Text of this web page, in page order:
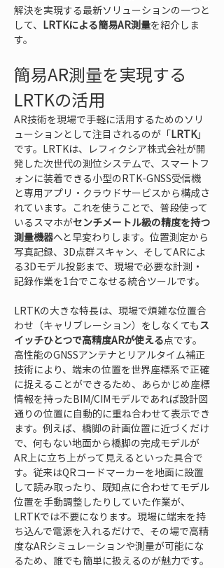
解決を実現する最新ソリューションの一つと
して、 LRTKによる簡易AR測量を紹介しま
す。
簡易AR測量を実現する
LRTKの活用
AR技術を現場で手軽に活用するためのソリ
ューションとして注目されるのが「LRTK」
です。LRTKは、レフィクシア株式会社が開
発した次世代の測位システムで、スマートフ
ォンに装着できる小型のRTK-GNSS受信機
と専用アプリ・クラウドサービスから構成さ
れています。これを使うことで、普段使って
いるスマホがセンチメートル級の精度を持つ
測量機器へと早変わりします。位置測定から
写真記録、3D点群スキャン、そしてARによ
る3Dモデル投影まで、現場で必要な計測・
記録作業を1台でこなせる統合ツールです。
LRTKの大きな特長は、現場で煩雑な位置合
わせ（キャリブレーション）をしなくてもス
イッチひとつで高精度ARが使える点です。
高性能のGNSSアンテナとリアルタイム補正
技術により、端末の位置を世界座標系で正確
に捉えることができるため、あらかじめ座標
情報を持ったBIM/CIMモデルであれば設計図
通りの位置に自動的に重ね合わせて表示でき
ます。例えば、橋脚の計画位置に近づくだけ
で、何もない地面から橋脚の完成モデルが
AR上に立ち上がって見えるといった具合で
す。従来はQRコードマーカーを地面に設置
して読み取ったり、既知点に合わせてモデル
位置を手動調整したりしていた作業が、
LRTKでは不要になります。現場に端末を持
ち込んで電源を入れるだけで、その場で高精
度なARシミュレーションや測量が可能にな
るため、誰でも簡単に扱えるのが魅力です。